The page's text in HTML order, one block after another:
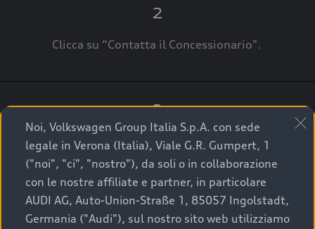
2
Clicca su “Contatta il Concessionario".
3
A breve verrai ricontattato dal Customer Care
Audi Center o direttamente dal Concessionario
che ti supporterà per finalizzare la tua richiesta.
Noi, Volkswagen Group Italia S.p.A. con sede
legale in Verona (Italia), Viale G.R. Gumpert, 1
("noi", "ci", "nostro"), da soli o in collaborazione
con le nostre affiliate e partner, in particolare
AUDI AG, Auto-Union-Straße 1, 85057 Ingolstadt,
Germania ("Audi"), sul nostro sito web utilizziamo